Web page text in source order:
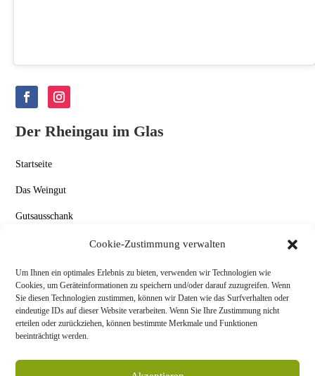
Cookie-Zustimmung verwalten
Um Ihnen ein optimales Erlebnis zu bieten, verwenden wir Technologien wie
Cookies, um Geräteinformationen zu speichern und/oder darauf zuzugreifen. Wenn
Sie diesen Technologien zustimmen, können wir Daten wie das Surfverhalten oder
eindeutige IDs auf dieser Website verarbeiten. Wenn Sie Ihre Zustimmung nicht
erteilen oder zurückziehen, können bestimmte Merkmale und Funktionen
beeinträchtigt werden.
Der Rheingau im Glas
Startseite
Das Weingut
Gutsausschank
Kontakt
Datenschutz & Impressum
Allgemeine Geschäftsbedingungen